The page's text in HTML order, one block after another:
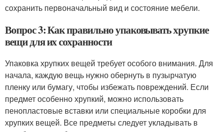
сохранить первоначальный вид и состояние мебели.
Вопрос 3: Как правильно упаковывать хрупкие
вещи для их сохранности
Упаковка хрупких вещей требует особого внимания. Для
начала, каждую вещь нужно обернуть в пузырчатую
пленку или бумагу, чтобы избежать повреждений. Если
предмет особенно хрупкий, можно использовать
пенопластовые вставки или специальные коробки для
хрупких вещей. Все предметы следует укладывать в